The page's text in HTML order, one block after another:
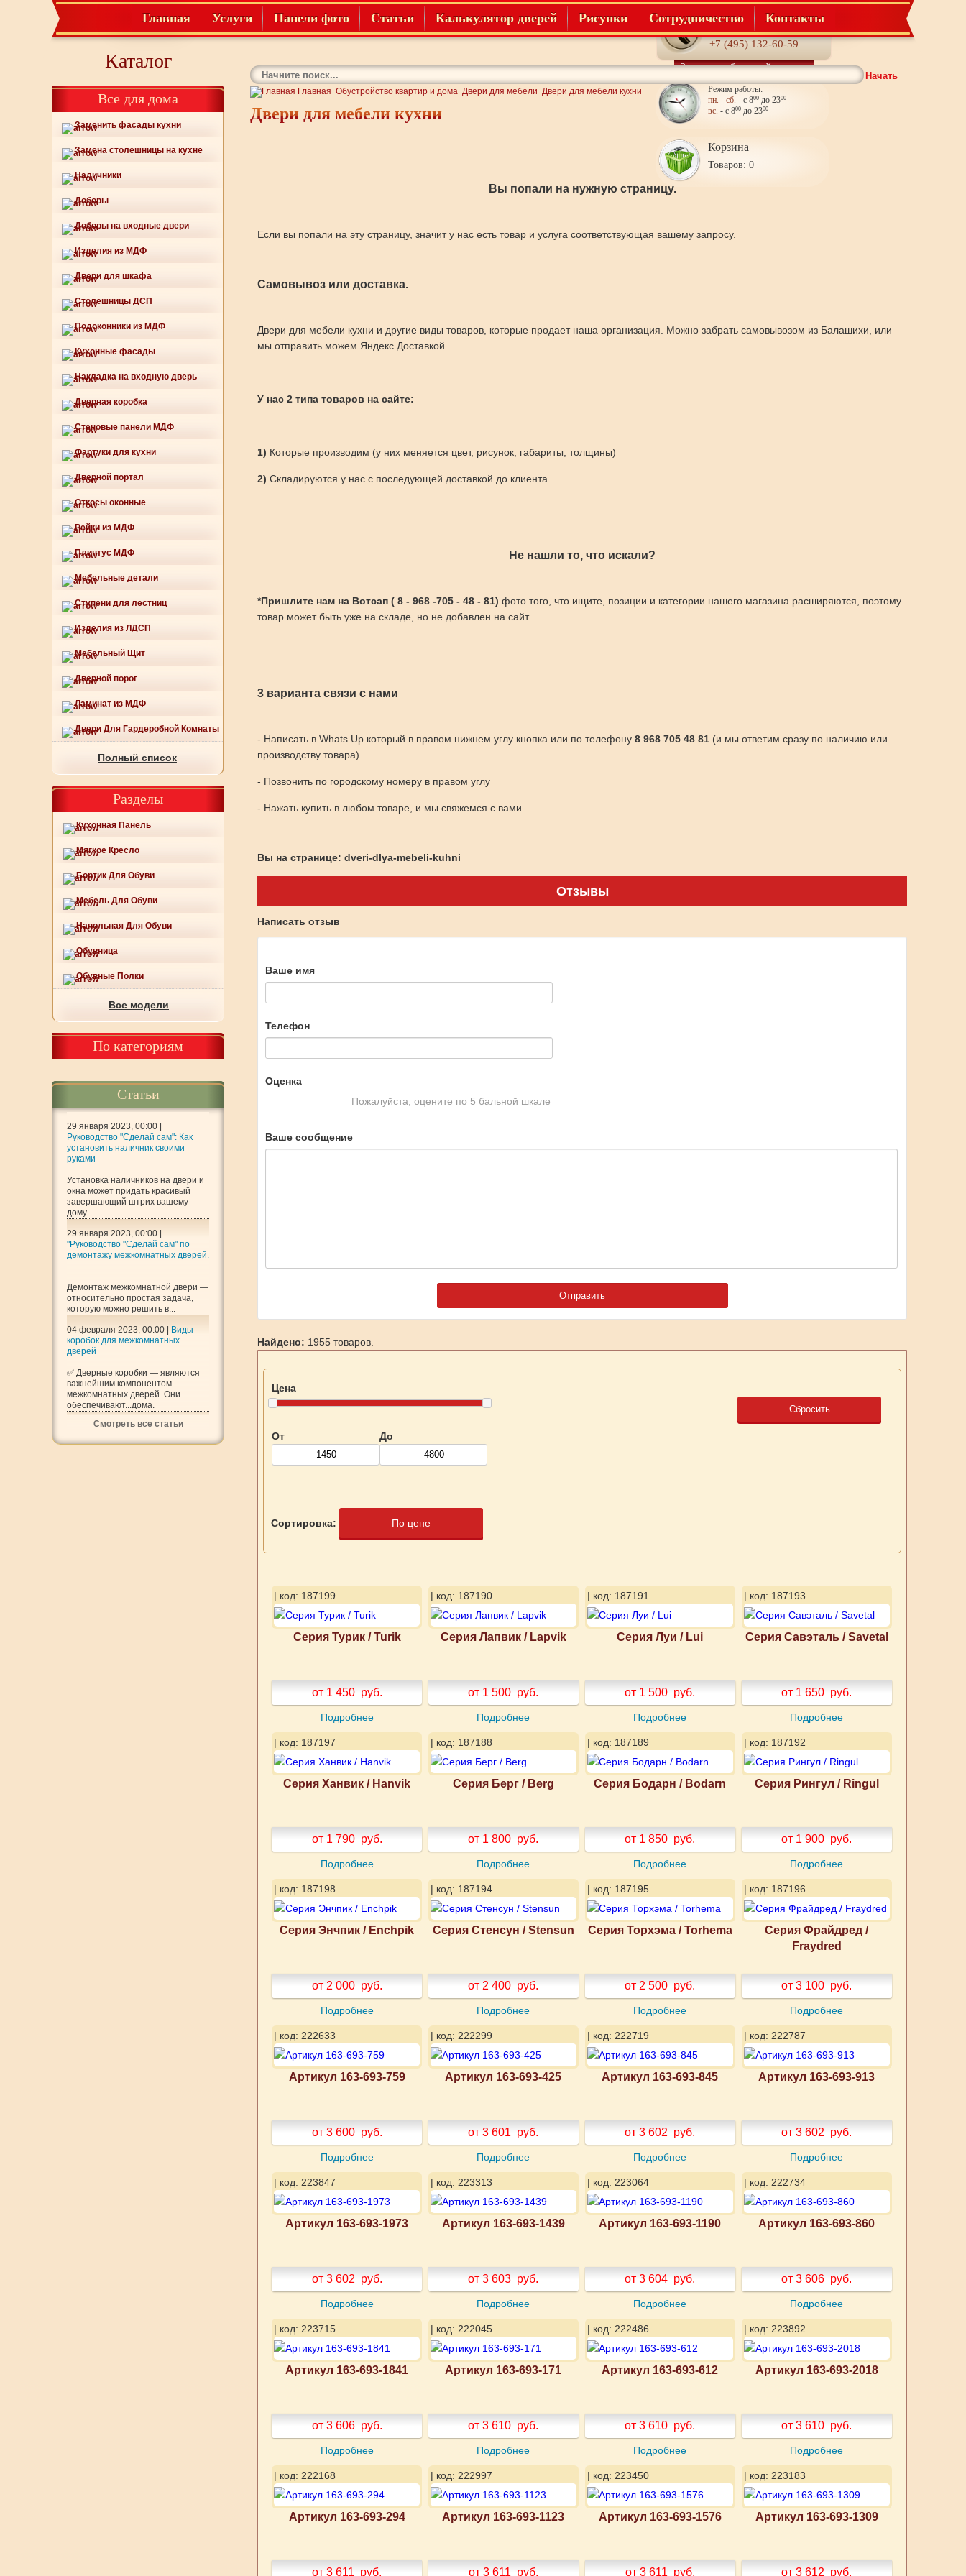
Телефон:
+7 (495) 132-60-59
Заказать обратный звонок
Режим работы:
пн. - сб. - с 800до 2300
вс. - с 800до 2300
Корзина
Товаров: 0
Главная Услуги Панели фото Статьи Калькулятор дверей Рисунки Сотрудничество Контакты
Каталог
Все для дома
Заменить фасады кухни
Замена столешницы на кухне
Наличники
Доборы
Доборы на входные двери
Изделия из МДФ
Двери для шкафа
Столешницы ДСП
Подоконники из МДФ
Кухонные фасады
Накладка на входную дверь
Дверная коробка
Стеновые панели МДФ
Фартуки для кухни
Дверной портал
Откосы оконные
Рейки из МДФ
Плинтус МДФ
Мебельные детали
Ступени для лестниц
Изделия из ЛДСП
Мебельный Щит
Дверной порог
Ламинат из МДФ
Двери Для Гардеробной Комнаты
Полный список
Разделы
Кухонная Панель
Мягкое Кресло
Бортик Для Обуви
Мебель Для Обуви
Напольная Для Обуви
Обувница
Обувные Полки
Все модели
По категориям
Статьи
29 января 2023, 00:00 |
Руководство "Сделай сам": Как
установить наличник своими
руками
Установка наличников на двери и
окна может придать красивый
завершающий штрих вашему
дому....
29 января 2023, 00:00 |
"Руководство "Сделай сам" по
демонтажу межкомнатных дверей.
Демонтаж межкомнатной двери —
относительно простая задача,
которую можно решить в...
04 февраля 2023, 00:00 |
Виды
коробок для межкомнатных
дверей
✅ Дверные коробки — являются
важнейшим компонентом
межкомнатных дверей. Они
обеспечивают...дома.
Смотреть все статьи
Начать
Главная Обустройство квартир и дома Двери для мебели Двери для мебели кухни
Двери для мебели кухни
Вы попали на нужную страницу.
Если вы попали на эту страницу, значит у нас есть товар и услуга соответствующая вашему запросу.
Самовывоз или доставка.
Двери для мебели кухни и другие виды товаров, которые продает наша организация. Можно забрать самовывозом из Балашихи, или
мы отправить можем Яндекс Доставкой.
У нас 2 типа товаров на сайте:
1) Которые производим (у них меняется цвет, рисунок, габариты, толщины)
2) Складируются у нас с последующей доставкой до клиента.
Не нашли то, что искали?
*Пришлите нам на Вотсап ( 8 - 968 -705 - 48 - 81) фото того, что ищите, позиции и категории нашего магазина расширяются, поэтому
товар может быть уже на складе, но не добавлен на сайт.
3 варианта связи с нами
- Написать в Whats Up который в правом нижнем углу кнопка или по телефону 8 968 705 48 81 (и мы ответим сразу по наличию или
производству товара)
- Позвонить по городскому номеру в правом углу
- Нажать купить в любом товаре, и мы свяжемся с вами.
Вы на странице: dveri-dlya-mebeli-kuhni
Отзывы
Написать отзыв
Ваше имя
Телефон
Оценка
Пожалуйста, оцените по 5 бальной шкале
Ваше сообщение
Найдено: 1955 товаров.
Цена
От До
Сбросить
Сортировка: По цене
| код: 187199
Серия Турик / Turik
от 1 450 руб.
Подробнее
| код: 187190
Серия Лапвик / Lapvik
от 1 500 руб.
Подробнее
| код: 187191
Серия Луи / Lui
от 1 500 руб.
Подробнее
| код: 187193
Серия Савэталь / Savetal
от 1 650 руб.
Подробнее
| код: 187197
Серия Ханвик / Hanvik
от 1 790 руб.
Подробнее
| код: 187188
Серия Берг / Berg
от 1 800 руб.
Подробнее
| код: 187189
Серия Бодарн / Bodarn
от 1 850 руб.
Подробнее
| код: 187192
Серия Рингул / Ringul
от 1 900 руб.
Подробнее
| код: 187198
Серия Энчпик / Enchpik
от 2 000 руб.
Подробнее
| код: 187194
Серия Стенсун / Stensun
от 2 400 руб.
Подробнее
| код: 187195
Серия Торхэма / Torhema
от 2 500 руб.
Подробнее
| код: 187196
Серия Фрайдред /
Fraydred
от 3 100 руб.
Подробнее
| код: 222633
Артикул 163-693-759
от 3 600 руб.
Подробнее
| код: 222299
Артикул 163-693-425
от 3 601 руб.
Подробнее
| код: 222719
Артикул 163-693-845
от 3 602 руб.
Подробнее
| код: 222787
Артикул 163-693-913
от 3 602 руб.
Подробнее
| код: 223847
Артикул 163-693-1973
от 3 602 руб.
Подробнее
| код: 223313
Артикул 163-693-1439
от 3 603 руб.
Подробнее
| код: 223064
Артикул 163-693-1190
от 3 604 руб.
Подробнее
| код: 222734
Артикул 163-693-860
от 3 606 руб.
Подробнее
| код: 223715
Артикул 163-693-1841
от 3 606 руб.
Подробнее
| код: 222045
Артикул 163-693-171
от 3 610 руб.
Подробнее
| код: 222486
Артикул 163-693-612
от 3 610 руб.
Подробнее
| код: 223892
Артикул 163-693-2018
от 3 610 руб.
Подробнее
| код: 222168
Артикул 163-693-294
от 3 611 руб.
| код: 222997
Артикул 163-693-1123
от 3 611 руб.
| код: 223450
Артикул 163-693-1576
от 3 611 руб.
| код: 223183
Артикул 163-693-1309
от 3 612 руб.